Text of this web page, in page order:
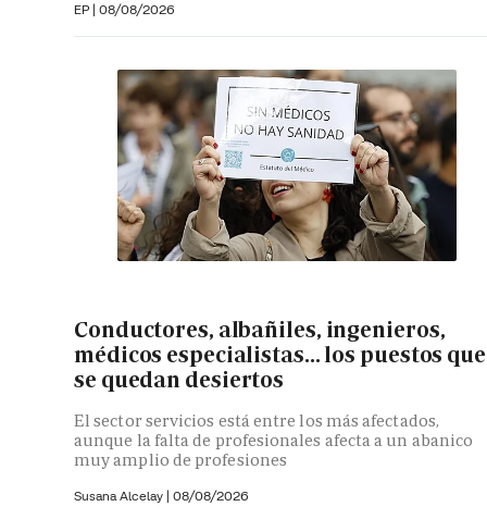
EP | 08/08/2026
Conductores, albañiles, ingenieros,
médicos especialistas... los puestos que
se quedan desiertos
El sector servicios está entre los más afectados,
aunque la falta de profesionales afecta a un abanico
muy amplio de profesiones
Susana Alcelay | 08/08/2026